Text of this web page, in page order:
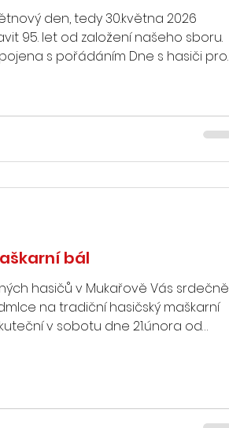
den, tedy 30.května 2026
95. let od založení našeho sboru.
s pořádáním Dne s hasiči pro
historických i novodobých
v hasičárně máme. Samozřejmostí
bál
hasičů v Mukařově Vás srdečně
na tradiční hasičský maškarní
v sobotu dne 21.února od